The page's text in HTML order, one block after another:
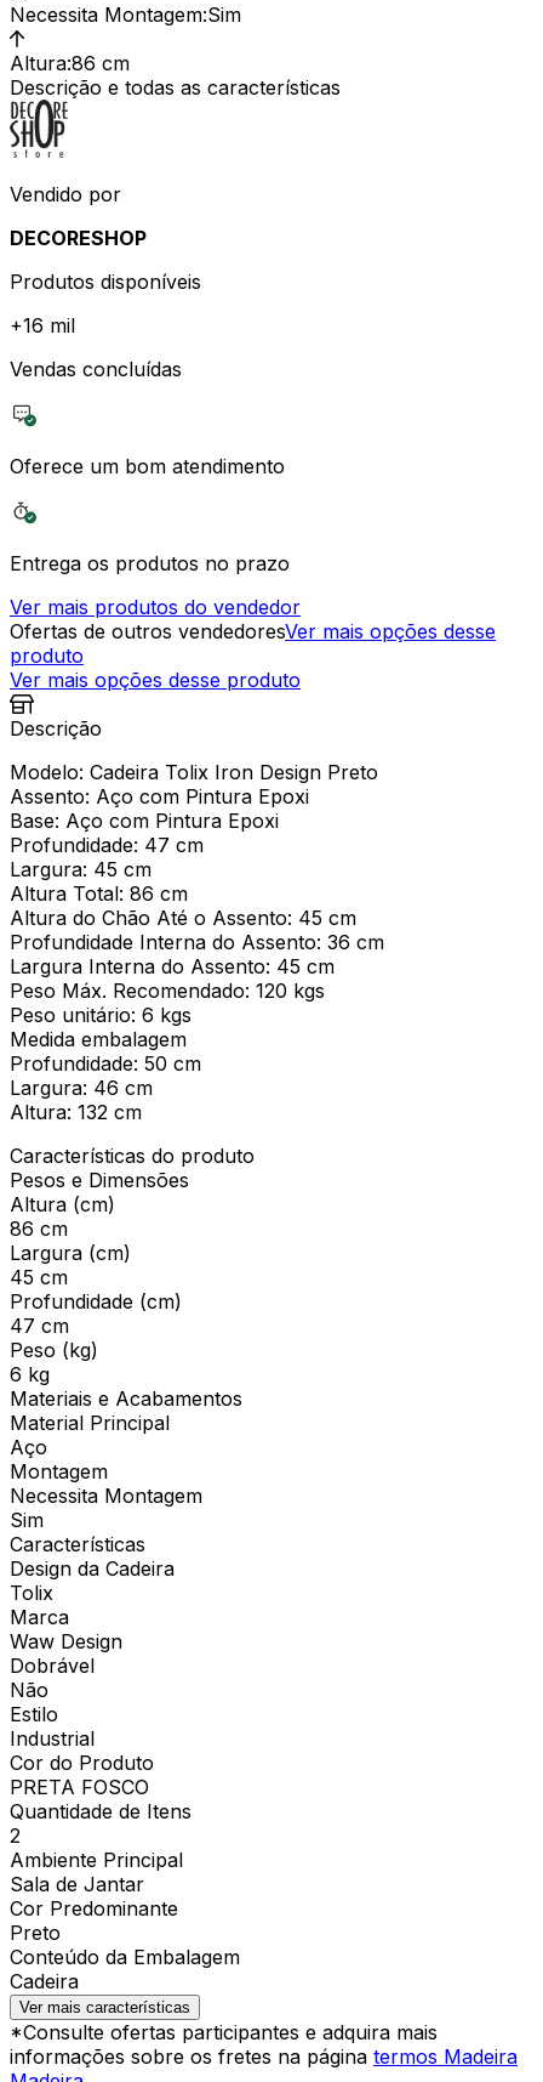
Necessita Montagem:Sim
Altura:86 cm
Descrição e todas as características
Vendido por
DECORESHOP
Produtos disponíveis
+16 mil
Vendas concluídas
Oferece um bom atendimento
Entrega os produtos no prazo
Ver mais produtos do vendedor
Ofertas de outros vendedoresVer mais opções desse
produto
Ver mais opções desse produto
Descrição
Modelo: Cadeira Tolix Iron Design Preto
Assento: Aço com Pintura Epoxi
Base: Aço com Pintura Epoxi
Profundidade: 47 cm
Largura: 45 cm
Altura Total: 86 cm
Altura do Chão Até o Assento: 45 cm
Profundidade Interna do Assento: 36 cm
Largura Interna do Assento: 45 cm
Peso Máx. Recomendado: 120 kgs
Peso unitário: 6 kgs
Medida embalagem
Profundidade: 50 cm
Largura: 46 cm
Altura: 132 cm
Características do produto
Pesos e Dimensões
Altura (cm)
86 cm
Largura (cm)
45 cm
Profundidade (cm)
47 cm
Peso (kg)
6 kg
Materiais e Acabamentos
Material Principal
Aço
Montagem
Necessita Montagem
Sim
Características
Design da Cadeira
Tolix
Marca
Waw Design
Dobrável
Não
Estilo
Industrial
Cor do Produto
PRETA FOSCO
Quantidade de Itens
2
Ambiente Principal
Sala de Jantar
Cor Predominante
Preto
Conteúdo da Embalagem
Cadeira
Ver mais características
*Consulte ofertas participantes e adquira mais
informações sobre os fretes na página termos Madeira